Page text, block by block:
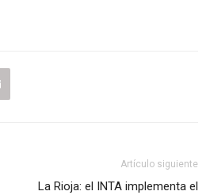
Artículo siguiente
La Rioja: el INTA implementa el